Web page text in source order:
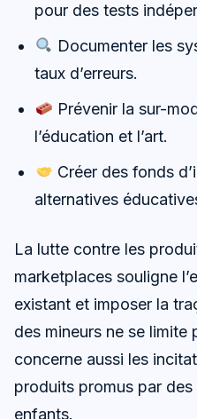
pour des tests
Documenter les
taux d’erreurs.
Prévenir la sur-
l’éducation et l’art.
Créer des fonds
alternatives
La lutte contre les
marketplaces souligne
existant et imposer la
des mineurs ne se limite
concerne aussi les
produits promus par
enfants.